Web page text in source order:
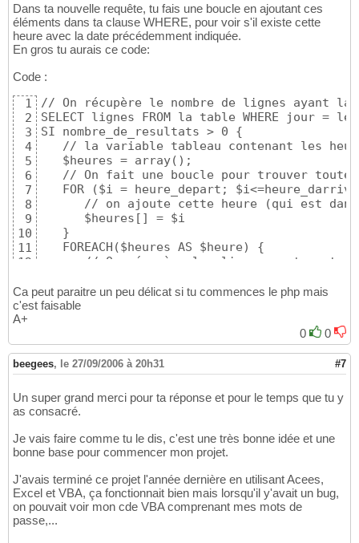
Dans ta nouvelle requête, tu fais une boucle en ajoutant ces
éléments dans ta clause WHERE, pour voir s'il existe cette
heure avec la date précédemment indiquée.
En gros tu aurais ce code:
Code :
1
2
3
4
5
6
7
8
9
10
11
12
14
15
16
18
19
// On récupère le nombre de lignes ayant la
SELECT lignes FROM la table WHERE jour =
SI nombre_de_resultats > 0 {
// la variable tableau contenant les
   $heures = array();
// On fait une boucle pour trouver
FOR ($i = heure_depart;
// on ajoute cette heure (qui est
      $heures[] = $i
   }
   FOREACH($heures AS $heure) {
// On récupère les lignes contenant
      // On teste les résultats
      SI nombre_lignes > 0 {
   }
}
Ca peut paraitre un peu délicat si tu commences le php mais
c'est faisable
A+
0
0
beegees, le 27/09/2006 à 20h31 #7
Un super grand merci pour ta réponse et pour le temps que tu y
as consacré.
Je vais faire comme tu le dis, c'est une très bonne idée et une
bonne base pour commencer mon projet.
J'avais terminé ce projet l'année dernière en utilisant Acees,
Excel et VBA, ça fonctionnait bien mais lorsqu'il y'avait un bug,
on pouvait voir mon cde VBA comprenant mes mots de
passe,...